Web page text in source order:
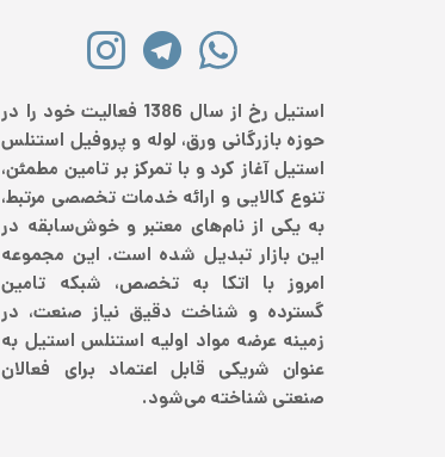
استیل رخ از سال 1386 فعالیت خود را در
حوزه بازرگانی ورق، لوله و پروفیل استنلس
استیل آغاز کرد و با تمرکز بر تامین مطمئن،
تنوع کالایی و ارائه خدمات تخصصی مرتبط،
به یکی از نام‌های معتبر و خوش‌سابقه در
این بازار تبدیل شده است. این مجموعه
امروز با اتکا به تخصص، شبکه تامین
گسترده و شناخت دقیق نیاز صنعت، در
زمینه عرضه مواد اولیه استنلس استیل به
عنوان شریکی قابل اعتماد برای فعالان
صنعتی شناخته می‌شود.